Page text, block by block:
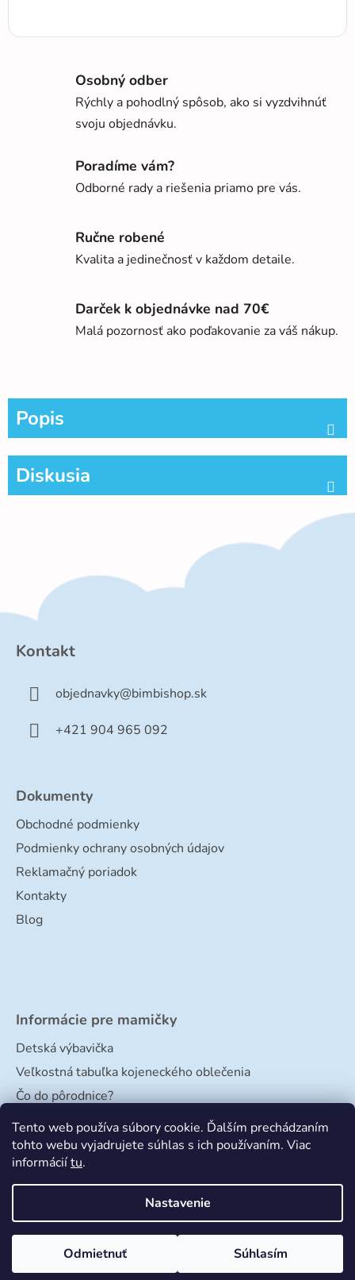
Tento web používa súbory cookie. Ďalším prechádzaním
tohto webu vyjadrujete súhlas s ich používaním. Viac
informáciítu.
Nastavenie
Odmietnuť Súhlasím
Osobný odber
Rýchly a pohodlný spôsob, ako si vyzdvihnúť
svoju objednávku.
Poradíme vám?
Odborné rady a riešenia priamo pre vás.
Ručne robené
Kvalita a jedinečnosť v každom detaile.
Darček k objednávke nad 70€
Malá pozornosť ako poďakovanie za váš nákup.
Popis
Diskusia
Kontakt
objednavky@bimbishop.sk
+421 904 965 092
Dokumenty
Obchodné podmienky
Podmienky ochrany osobných údajov
Reklamačný poriadok
Kontakty
Blog
Informácie pre mamičky
Detská výbavička
Veľkostná tabuľka kojeneckého oblečenia
Čo do pôrodnice?
Veľkostná tabuľka papučiek
Vytvoril Shoptet
Adatelier
Copyright 2026Bimbishop. Všetky práva vyhradené.